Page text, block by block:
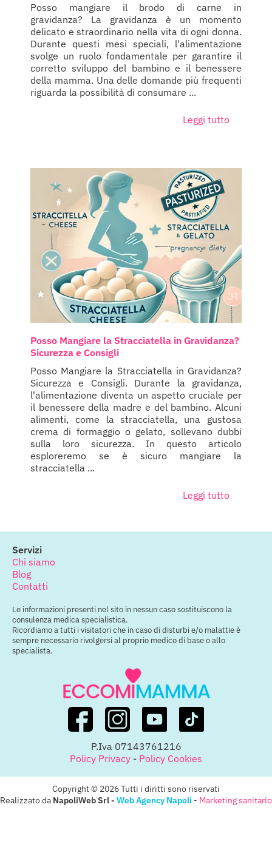
Posso mangiare il brodo di carne in
gravidanza? La gravidanza è un momento
delicato e straordinario nella vita di ogni donna.
Durante questi mesi speciali, l'alimentazione
svolge un ruolo fondamentale per garantire il
corretto sviluppo del bambino e il benessere
della mamma. Una delle domande più frequenti
riguarda la possibilità di consumare ...
Leggi tutto
Posso Mangiare la Stracciatella in Gravidanza?
Sicurezza e Consigli
Posso Mangiare la Stracciatella in Gravidanza?
Sicurezza e Consigli. Durante la gravidanza,
l'alimentazione diventa un aspetto cruciale per
il benessere della madre e del bambino. Alcuni
alimenti, come la stracciatella, una gustosa
crema di formaggio o gelato, sollevano dubbi
sulla loro sicurezza. In questo articolo
esploreremo se è sicuro mangiare la
stracciatella ...
Leggi tutto
Servizi
Chi siamo
Blog
Contatti
Le informazioni presenti nel sito in nessun caso sostituiscono la
consulenza medica specialistica.
Ricordiamo a tutti i visitatori che in caso di disturbi e/o malattie è
sempre necessario rivolgersi al proprio medico di base o allo
specialista.
P.Iva 07143761216
Policy Privacy - Policy Cookies
Copyright © 2026 Tutti i diritti sono riservati
Realizzato da NapoliWeb Srl - Web Agency Napoli - Marketing sanitario